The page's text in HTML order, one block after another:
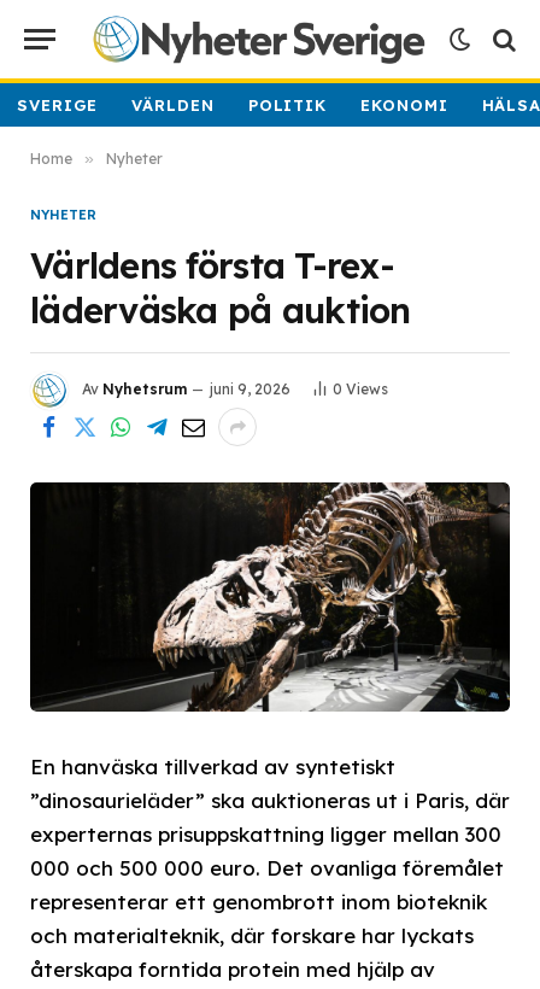
SVERIGE VÄRLDEN POLITIK EKONOMI
Home » Nyheter
NYHETER
Världens första T-rex-
läderväska på auktion
Av Nyhetsrum juni 9, 2026 0 Views
En hanväska tillverkad av syntetiskt
”dinosaurieläder” ska auktioneras ut i Paris, där
experternas prisuppskattning ligger mellan 300
000 och 500 000 euro. Det ovanliga föremålet
representerar ett genombrott inom bioteknik
och materialteknik, där forskare har lyckats
återskapa forntida protein med hjälp av